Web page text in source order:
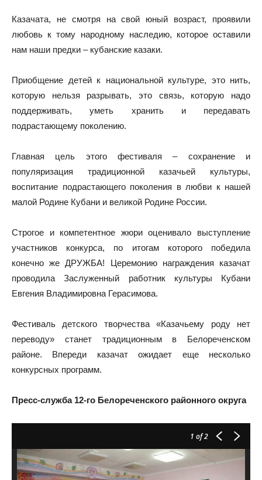
Казачата, не смотря на свой юный возраст, проявили
любовь к тому народному наследию, которое оставили
нам наши предки – кубанские казаки.
Приобщение детей к национальной культуре, это нить,
которую нельзя разрывать, это связь, которую надо
поддерживать, уметь хранить и передавать
подрастающему поколению.
Главная цель этого фестиваля – сохранение и
популяризация традиционной казачьей культуры,
воспитание подрастающего поколения в любви к нашей
малой Родине Кубани и великой Родине России.
Строгое и компетентное жюри оценивало выступление
участников конкурса, по итогам которого победила
конечно же ДРУЖБА! Церемонию награждения казачат
проводила Заслуженный работник культуры Кубани
Евгения Владимировна Герасимова.
Фестиваль детского творчества «Казачьему роду нет
переводу» станет традиционным в Белореченском
районе. Впереди казачат ожидает еще несколько
конкурсных программ.
Пресс-служба 12-го Белореченского районного округа
1 of 2